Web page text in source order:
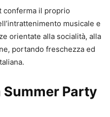
conferma il proprio
musicale e
orientate alla socialità, alla
portando freschezza ed
Summer Party